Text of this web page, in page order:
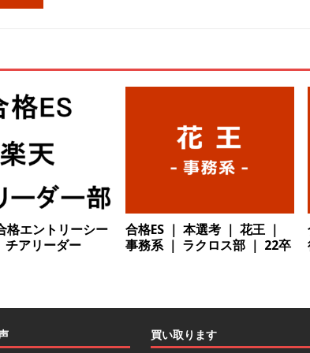
[ 2026年5月11日 ] ≪ 27卒 ｜ ES・適性検査自動合格で一
の厚い老舗製薬メーカー ｜ 1人1人に合わせたキャリアを築
全週休2日制 ｜ 創業87年 ｜ 日本臓器製薬
体育会積極採
[ 2026年5月10日 ]
≪ 27卒 ≫ 大手医薬品や食品メーカー向
料を提供する老舗メーカー ｜ 業界トップクラスのシェア ｜
末薬品
体育会積極採用企業
[ 2026年1月26日 ] 【 体育会学生限定 】 企業の詳細分析 AI
ー！ ｜ 予約フォーム
お勧めイベント
【 体育会学生限定 】人事が教える後悔
格エントリーシー
アリーダー
合格ES ｜ 本選考 ｜ 花王 ｜
事務系 ｜ ラクロス部 ｜ 22卒
買い取ります